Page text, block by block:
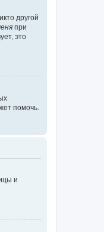
другой
при
это
помочь.
и